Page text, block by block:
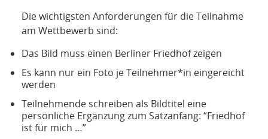
Die wichtigsten Anforderungen für die Teilnahme
am Wettbewerb sind:
Das Bild muss einen Berliner Friedhof zeigen
Es kann nur ein Foto je Teilnehmer*in eingereicht
werden
Teilnehmende schreiben als Bildtitel eine
persönliche Ergänzung zum Satzanfang: “Friedhof
ist für mich …”